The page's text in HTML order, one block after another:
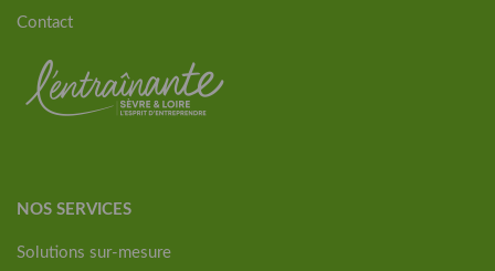
Contact
NOS SERVICES
Solutions sur-mesure